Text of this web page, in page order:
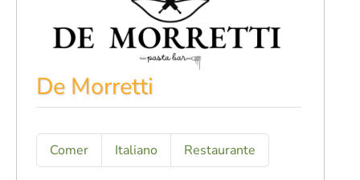
De Morretti
Comer Italiano Restaurante